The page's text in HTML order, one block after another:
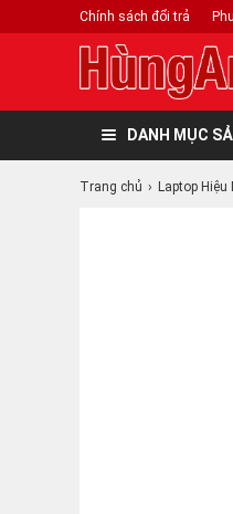
Chính sách đổi trả
DANH MỤC
Trang chủ Laptop Hiệu